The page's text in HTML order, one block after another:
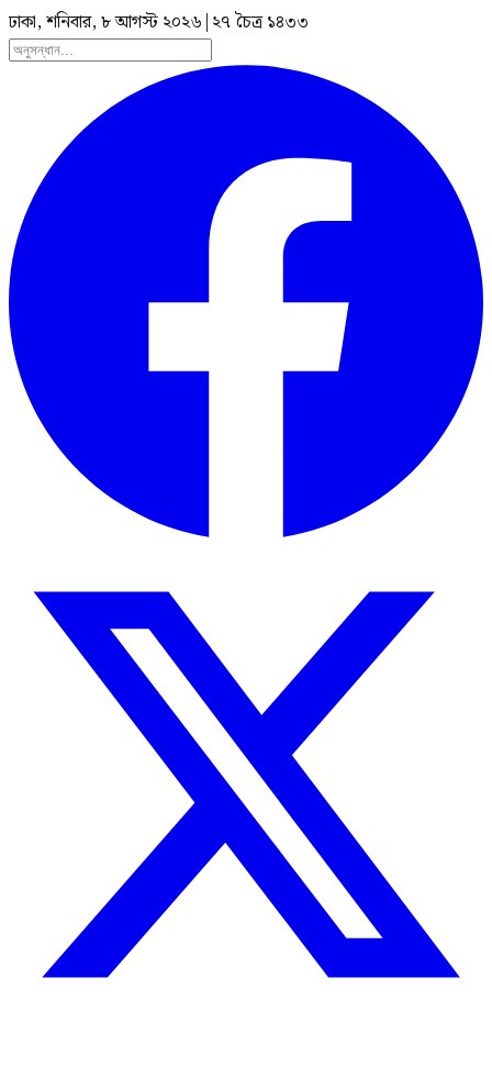
ঢাকা, শনিবার, ৮ আগস্ট ২০২৬ | ২৭ চৈত্র ১৪৩৩